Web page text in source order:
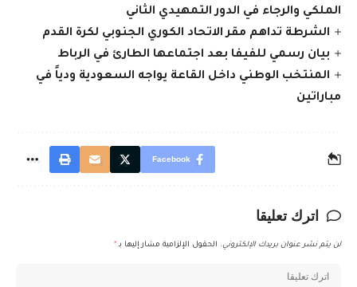
الملكي والرجاء في الدور التمهيدي الثاني
الشرطة تداهم مقر الاتحاد الكوري الجنوبي لكرة القدم
بيان رسمي للفيفا بعد اجتماعها الطارئ في الرباط
المنتخب الوطني داخل القاعة يواجه السعودية ودياً في
مباراتين
Facebook
اترك تعليقا
لن يتم نشر عنوان بريدك الإلكتروني. الحقول الإلزامية مشار إليها بـ *